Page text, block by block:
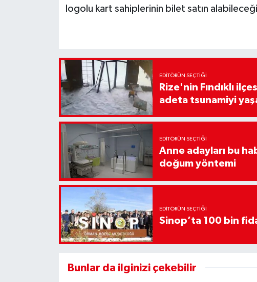
logolu kart sahiplerinin bilet satın
EDITÖRÜN SEÇTIĞI
Rize'nin Fındıklı
adeta tsunamiyi
EDITÖRÜN SEÇTIĞI
Anne adayları bu
doğum yöntemi
EDITÖRÜN SEÇTIĞI
Sinop’ta 100 bin
Bunlar da ilginizi çekebilir